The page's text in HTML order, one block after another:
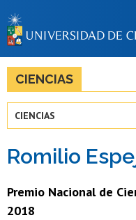
CIENCIAS
CIENCIAS
Romilio
Premio Nacional de
2018